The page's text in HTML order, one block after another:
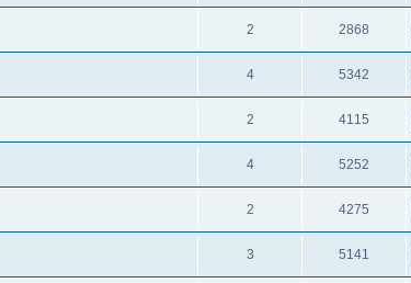
2 2868
4 5342
2 4115
4 5252
2 4275
3 5141